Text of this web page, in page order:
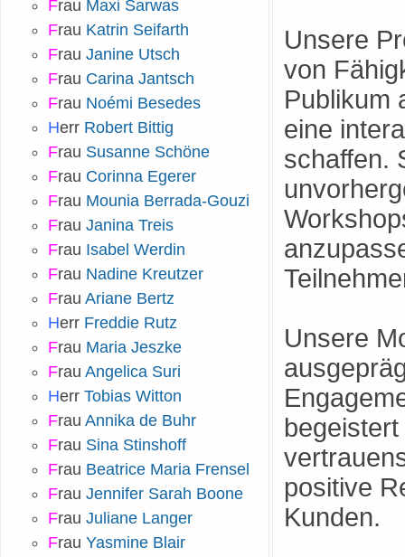
Unsere
von
Publikum
eine
schaffen.
Unsere
positive
Kunden.
Frau Maxi Sarwas
Frau Katrin Seifarth
Frau Janine Utsch
Frau Carina Jantsch
Frau Noémi Besedes
Herr Robert Bittig
Frau Susanne Schöne
Frau Corinna Egerer
Frau Mounia Berrada-Gouzi
Frau Janina Treis
Frau Isabel Werdin
Frau Nadine Kreutzer
Frau Ariane Bertz
Herr Freddie Rutz
Frau Maria Jeszke
Frau Angelica Suri
Herr Tobias Witton
Frau Annika de Buhr
Frau Sina Stinshoff
Frau Beatrice Maria Frensel
Frau Jennifer Sarah Boone
Frau Juliane Langer
Frau Yasmine Blair